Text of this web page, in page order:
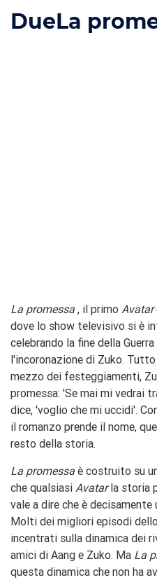
DueLa
La promessa , il primo Avatar
dove lo show televisivo si è
celebrando la fine della
l'incoronazione di Zuko.
mezzo dei festeggiamenti,
promessa: 'Se mai mi vedrai
dice, 'voglio che mi uccidi'.
il romanzo prende il nome,
resto della storia.
La promessa è costruito su
che qualsiasi Avatarla storia
vale a dire che è decisamente
Molti dei migliori episodi
incentrati sulla dinamica dei
amici di Aang e Zuko. Ma La
questa dinamica che non ha